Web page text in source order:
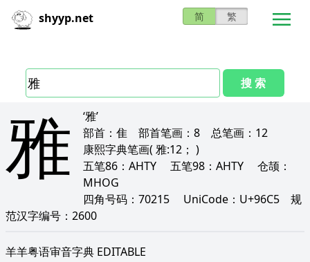
shyyp.net 简 繁
搜 索
雅
‘雅’
部首： 隹 部首笔画： 8 总笔画： 12
康熙字典笔画( 雅:12； )
五笔86： AHTY 五笔98： AHTY 仓颉：
MHOG
四角号码： 70215 UniCode： U+96C5 规
范汉字编号： 2600
羊羊粤语审音字典 EDITABLE